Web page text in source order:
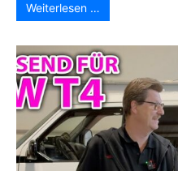
Weiterlesen …